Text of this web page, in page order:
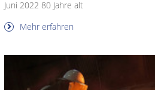
Juni 2022 80 Jahre alt
Mehr erfahren